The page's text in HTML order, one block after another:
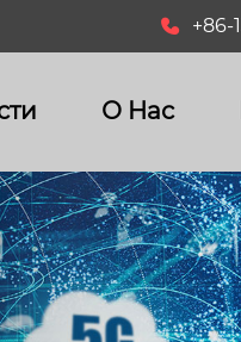
 +86-
О Hас